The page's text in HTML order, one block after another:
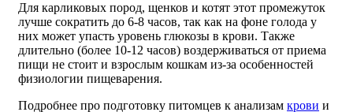
Для карликовых пород, щенков и котят этот промежуток
лучше сократить до 6-8 часов, так как на фоне голода у
них может упасть уровень глюкозы в крови. Также
длительно (более 10-12 часов) воздерживаться от приема
пищи не стоит и взрослым кошкам из-за особенностей
физиологии пищеварения.
Подробнее про подготовку питомцев к анализам крови и